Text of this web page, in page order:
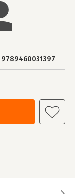
9789460031397